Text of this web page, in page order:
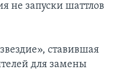
не запуски шаттлов
ставившая
для замены